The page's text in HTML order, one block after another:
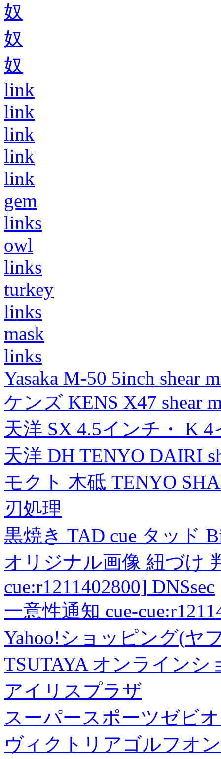
奴
奴
奴
link
link
link
link
link
gem
links
owl
links
turkey
links
mask
links
Yasaka M-50 5inch shear
ケンズ KENS X47 shear
天洋 SX 4.5インチ・ K
天洋 DH TENYO DAIRI
モクト 木砥 TENYO
刃処理
黒焼き TAD cue タッド
オリジナル画像 紐づけ
cue:r1211402800] DNSsec
一意性通知 cue-
Yahoo!ショッピング(ヤ
TSUTAYA オンラインシ
アイリスプラザ
スーパースポーツゼビ
ヴィクトリアゴルフオ